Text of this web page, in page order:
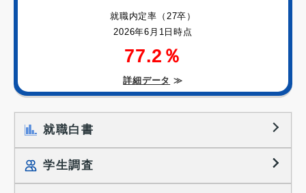
就職内定率（27卒）
2026年6月1日時点
77.2％
詳細データ ≫
就職白書
学生調査